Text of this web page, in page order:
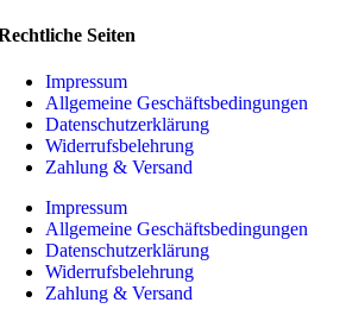
Seiten
Impressum
Allgemeine Geschäftsbedingungen
Datenschutzerklärung
Widerrufsbelehrung
Zahlung & Versand
Impressum
Allgemeine Geschäftsbedingungen
Datenschutzerklärung
Widerrufsbelehrung
Zahlung & Versand